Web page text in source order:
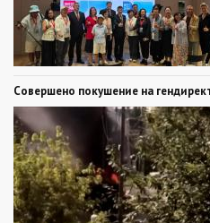
Совершено покушение на